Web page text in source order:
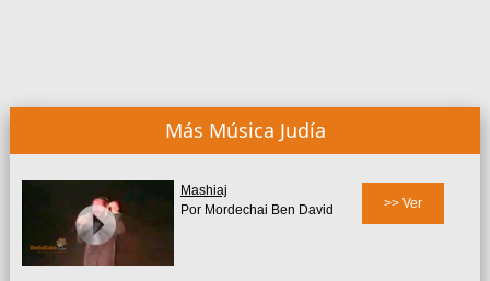
Más Música Judía
Mashiaj
Por Mordechai Ben David
>> Ver